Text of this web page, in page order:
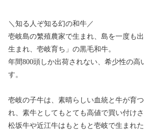
＼知る人ぞ知る幻の和牛／
壱岐島の繁殖農家で生まれ、島を一度も
生まれ、壱岐育ち」の黒毛和牛。
年間800頭しか出荷されない、希少性の高
す。
壱岐の子牛は、素晴らしい血統と牛が育
れ、素牛としてもとても高値で買い付けさ
松坂牛や近江牛はもともと壱岐で生まれ